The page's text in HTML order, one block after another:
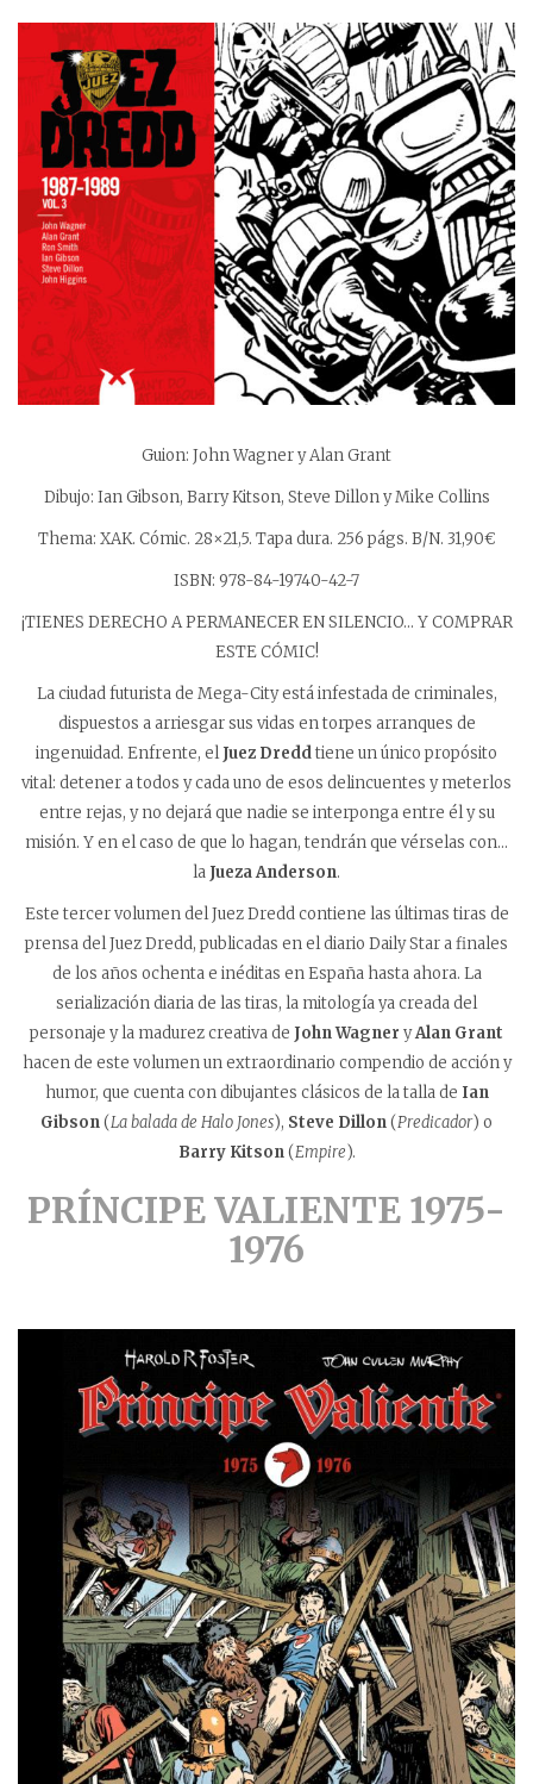
Guion: John Wagner y Alan Grant
Dibujo: Ian Gibson, Barry Kitson, Steve Dillon y Mike Collins
Thema: XAK. Cómic. 28×21,5. Tapa dura. 256 págs. B/N. 31,90€
ISBN: 978-84-19740-42-7
¡TIENES DERECHO A PERMANECER EN SILENCIO… Y COMPRAR
ESTE CÓMIC!
La ciudad futurista de Mega-City está infestada de criminales,
dispuestos a arriesgar sus vidas en torpes arranques de
ingenuidad. Enfrente, elJuez Dreddtiene un único propósito
vital: detener a todos y cada uno de esos delincuentes y meterlos
entre rejas, y no dejará que nadie se interponga entre él y su
misión. Y en el caso de que lo hagan, tendrán que vérselas con…
la Jueza Anderson.
Este tercer volumen del Juez Dredd contiene las últimas tiras de
prensa del Juez Dredd, publicadas en el diario Daily Star a finales
de los años ochenta e inéditas en España hasta ahora. La
serialización diaria de las tiras, la mitología ya creada del
personaje y la madurez creativa de John Wagner yAlan Grant
hacen de este volumen un extraordinario compendio de acción y
humor, que cuenta con dibujantes clásicos de la talla de Ian
Gibson(La balada de Halo Jones), Steve Dillon(Predicador) o
Barry Kitson(Empire).
PRÍNCIPE VALIENTE 1975-
1976